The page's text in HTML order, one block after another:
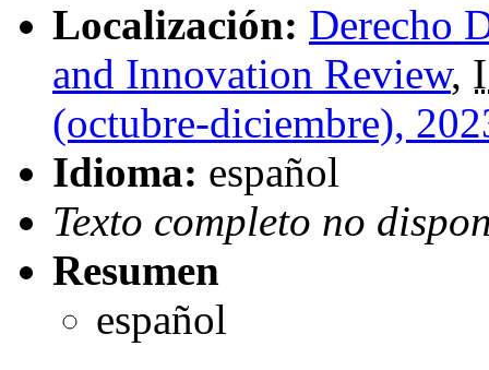
Localización: Derecho
and Innovation Review,
(octubre-diciembre),
Idioma: español
Texto completo no
Resumen
español